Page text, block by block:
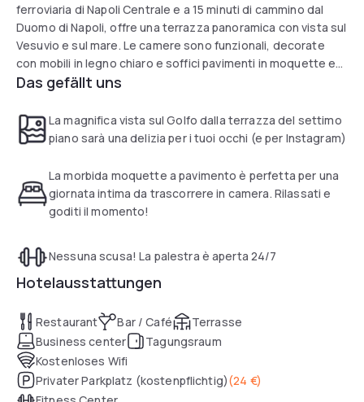
ferroviaria di Napoli Centrale e a 15 minuti di cammino dal
Duomo di Napoli, offre una terrazza panoramica con vista sul
Vesuvio e sul mare. Le camere sono funzionali, decorate
con mobili in legno chiaro e soffici pavimenti in moquette e
provviste di minibar, TV satellitare e bagno dotato di
decorata nelle rilassanti tonalità della sabbia e dispone della
connessione Wi-Fi gratuita. In loco è anche presente una
Das gefällt uns
La magnifica vista sul Golfo dalla terrazza del settimo
piano sarà una delizia per i tuoi occhi (e per Instagram)
La morbida moquette a pavimento è perfetta per una
giornata intima da trascorrere in camera. Rilassati e
goditi il momento!
Nessuna scusa! La palestra è aperta 24/7
Hotelausstattungen
Restaurant Bar / Café
Terrasse
Business center
Tagungsraum
Kostenloses Wifi
Privater Parkplatz (kostenpflichtig)(24 €)